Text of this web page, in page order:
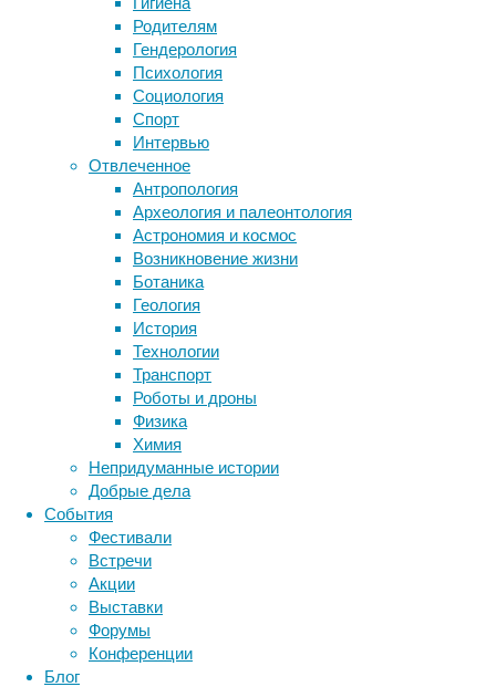
Родителям
Гендерология
Психология
Социология
Спорт
Интервью
Отвлеченное
Антропология
Археология и палеонтология
Астрономия и космос
Возникновение жизни
Ботаника
Геология
История
Технологии
Транспорт
Роботы и дроны
Физика
Химия
Непридуманные истории
Добрые дела
События
Фестивали
Встречи
Акции
Выставки
Форумы
Конференции
Блог
вот
как
именно
сложение
другие
арифметические
операции
производятся
клетками
мозга,
неизвестно
даже
ученым.
Судя
по
новой
работе
исследователей
из
Германии,
для
этого
используются
специализированные
нейроны,
причем
одни
из
Метки
ДНК бактерии биология
биотехнология вирусы
генетика дети
здоровье
инструменты и методы
исследования
лекарства медицина
мозг наука неврология
нейробиология
нейрофизиология
поведение
сон социальные проблемы
физиология
эмоции эпидемия